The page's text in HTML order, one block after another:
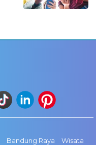
Bandung Raya
Wisata